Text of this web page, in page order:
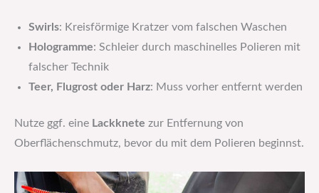
Swirls: Kreisförmige Kratzer vom falschen Waschen
Hologramme: Schleier durch maschinelles Polieren mit
falscher Technik
Teer, Flugrost oder Harz: Muss vorher entfernt werden
Nutze ggf. eine Lackknete zur Entfernung von
Oberflächenschmutz, bevor du mit dem Polieren beginnst.